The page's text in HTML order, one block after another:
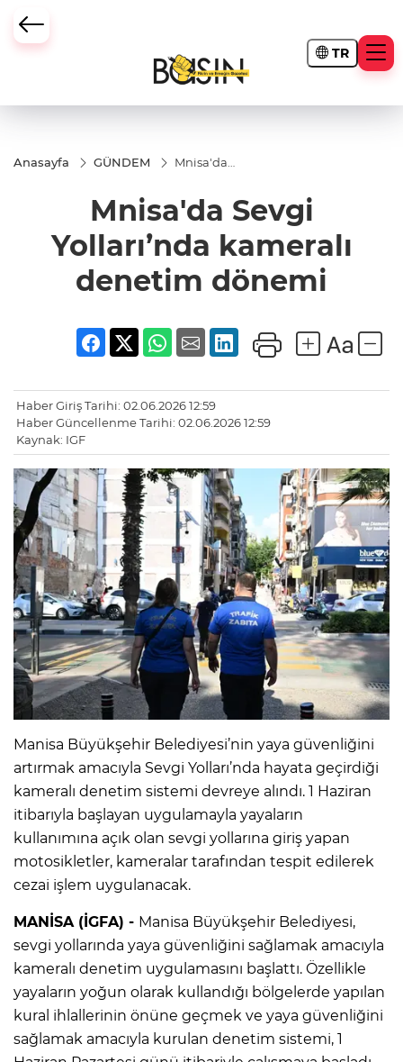
TR
Anasayfa GÜNDEM
Mnisa'da
kameralı
denetim
dönemi
Mnisa'da Sevgi
Yolları’nda kameralı
denetim dönemi
Haber Giriş Tarihi: 02.06.2026 12:59
Haber Güncellenme Tarihi: 02.06.2026 12:59
Kaynak: IGF
Manisa Büyükşehir Belediyesi’nin yaya güvenliğini
artırmak amacıyla Sevgi Yolları’nda hayata geçirdiği
kameralı denetim sistemi devreye alındı. 1 Haziran
itibarıyla başlayan uygulamayla yayaların
kullanımına açık olan sevgi yollarına giriş yapan
motosikletler, kameralar tarafından tespit edilerek
cezai işlem uygulanacak.
MANİSA (İGFA) - Manisa Büyükşehir Belediyesi,
sevgi yollarında yaya güvenliğini sağlamak amacıyla
kameralı denetim uygulamasını başlattı. Özellikle
yayaların yoğun olarak kullandığı bölgelerde yapılan
kural ihlallerinin önüne geçmek ve yaya güvenliğini
sağlamak amacıyla kurulan denetim sistemi, 1